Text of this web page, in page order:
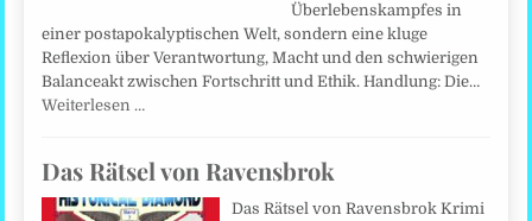
Überlebenskampfes in
einer postapokalyptischen Welt, sondern eine kluge
Reflexion über Verantwortung, Macht und den schwierigen
Balanceakt zwischen Fortschritt und Ethik. Handlung: Die…
Weiterlesen …
Das Rätsel von Ravensbrok
Das Rätsel von Ravensbrok Krimi